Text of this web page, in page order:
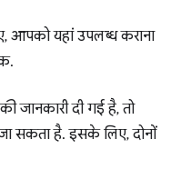
आपको यहां उपलब्ध कराना
की जानकारी दी गई है, तो
सकता है. इसके लिए, दोनों